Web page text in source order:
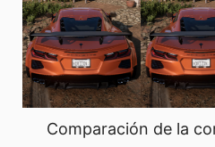
Comparación de la